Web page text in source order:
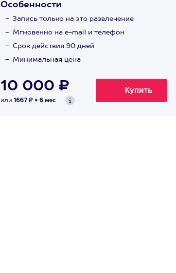
Особенности
Запись только на это развлечение
Мгновенно на e-mail и телефон
Срок действия 90 дней
Минимальная цена
10 000 ₽
или 1667 ₽ × 6 мес